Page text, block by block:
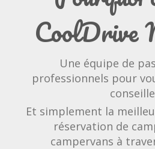
CoolDrive
Une équipe de
professionnels pour
Et simplement la
réservation de
campervans à